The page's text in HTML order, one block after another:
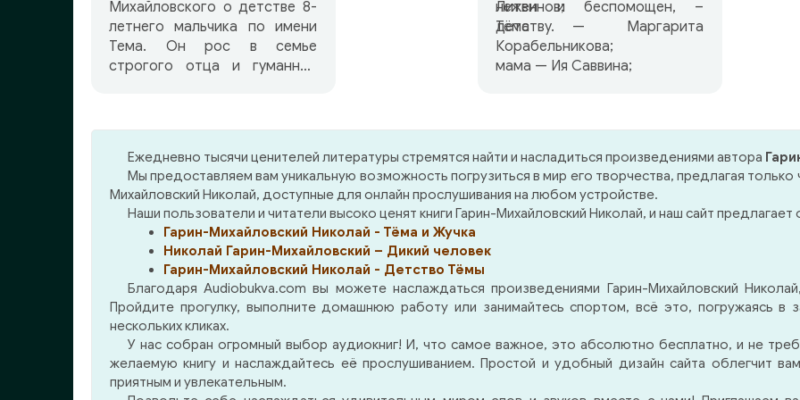
Михайловского о детстве 8-
летнего мальчика по имени
Тема. Он рос в семье
строгого отца и гуманной
учится отвечать за свои
действия и поступать по
совести.
нежен и беспомощен, –
детству.
Литвинов;
Тёма — Маргарита
Корабельникова;
мама — Ия Саввина;
Зина — Ирина Бордукова;
Жучка — Евгений Васильев,
а также Галина Иванова.
Ежедневно тысячи ценителей литературы стремятся найти и насладиться произведениями автора
Мы предоставляем вам уникальную возможность погрузиться в мир его творчества, предлагая
Михайловский Николай, доступные для онлайн прослушивания на любом устройстве.
Наши пользователи и читатели высоко ценят книги Гарин-Михайловский Николай, и наш сайт предлагает
Гарин-Михайловский Николай - Тёма и Жучка
Николай Гарин-Михайловский – Дикий человек
Гарин-Михайловский Николай - Детство Тёмы
Благодаря Audiobukva.com вы можете наслаждаться произведениями Гарин-Михайловский
Пройдите прогулку, выполните домашнюю работу или занимайтесь спортом, всё это, погружаясь в
нескольких кликах.
У нас собран огромный выбор аудиокниг! И, что самое важное, это абсолютно бесплатно, и не
желаемую книгу и наслаждайтесь её прослушиванием. Простой и удобный дизайн сайта облегчит
приятным и увлекательным.